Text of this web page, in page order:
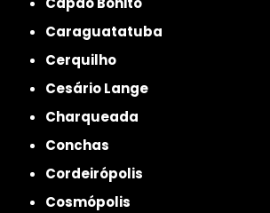
Caraguatatuba
Cerquilho
Cesário Lange
Charqueada
Conchas
Cordeirópolis
Cosmópolis